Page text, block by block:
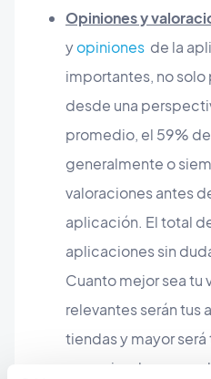
Opiniones y
yopiniones de la
importantes, no solo
desde una
promedio, el 59%
generalmente o
valoraciones antes
aplicación. El total
aplicaciones sin
Cuanto mejor sea tu
relevantes serán tus
tiendas y mayor será
recomienda